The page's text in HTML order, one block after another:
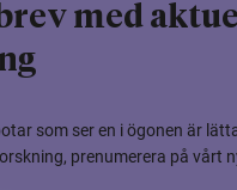
med
som ser en i ögonen är
prenumerera på vårt